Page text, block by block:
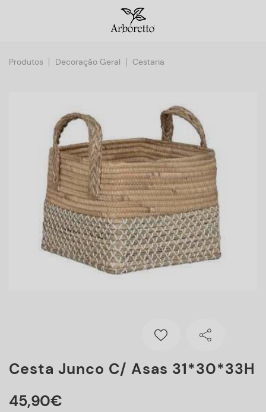
Produtos Decoração Geral Cestaria
Cesta Junco C/ Asas 31*30*33H
45,90€